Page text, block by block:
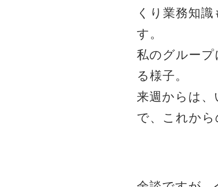
くり業務知
す。
私のグルー
る様子。
来週からは
で、これか